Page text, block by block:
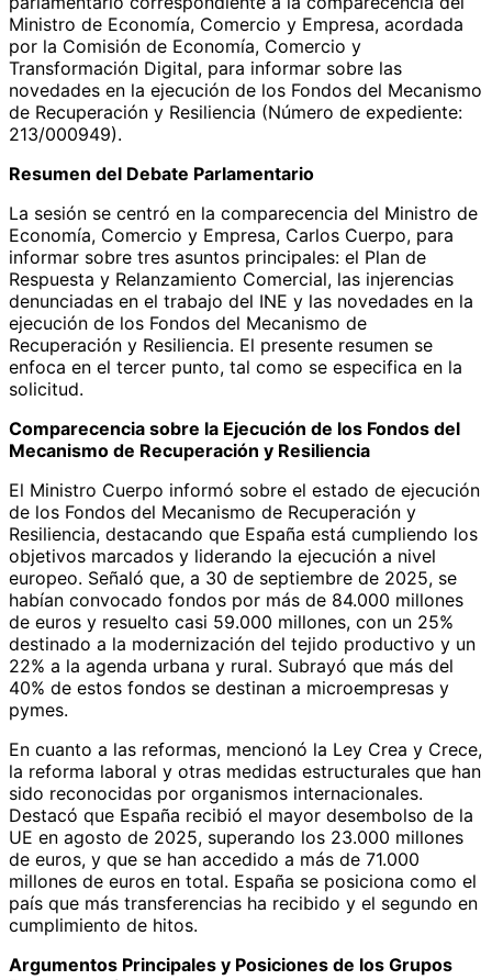
Ministro de Economía, Comercio y Empresa, acordada
por la Comisión de Economía, Comercio y
Transformación Digital, para informar sobre las
novedades en la ejecución de los Fondos del Mecanismo
de Recuperación y Resiliencia (Número de expediente:
213/000949).
Resumen del Debate Parlamentario
La sesión se centró en la comparecencia del Ministro de
Economía, Comercio y Empresa, Carlos Cuerpo, para
informar sobre tres asuntos principales: el Plan de
Respuesta y Relanzamiento Comercial, las injerencias
denunciadas en el trabajo del INE y las novedades en la
ejecución de los Fondos del Mecanismo de
Recuperación y Resiliencia. El presente resumen se
enfoca en el tercer punto, tal como se especifica en la
solicitud.
Comparecencia sobre la Ejecución de los Fondos del
Mecanismo de Recuperación y Resiliencia
El Ministro Cuerpo informó sobre el estado de ejecución
de los Fondos del Mecanismo de Recuperación y
Resiliencia, destacando que España está cumpliendo los
objetivos marcados y liderando la ejecución a nivel
europeo. Señaló que, a 30 de septiembre de 2025, se
habían convocado fondos por más de 84.000 millones
de euros y resuelto casi 59.000 millones, con un 25%
destinado a la modernización del tejido productivo y un
22% a la agenda urbana y rural. Subrayó que más del
40% de estos fondos se destinan a microempresas y
pymes.
En cuanto a las reformas, mencionó la Ley Crea y Crece,
la reforma laboral y otras medidas estructurales que han
sido reconocidas por organismos internacionales.
Destacó que España recibió el mayor desembolso de la
UE en agosto de 2025, superando los 23.000 millones
de euros, y que se han accedido a más de 71.000
millones de euros en total. España se posiciona como el
país que más transferencias ha recibido y el segundo en
cumplimiento de hitos.
Argumentos Principales y Posiciones de los Grupos